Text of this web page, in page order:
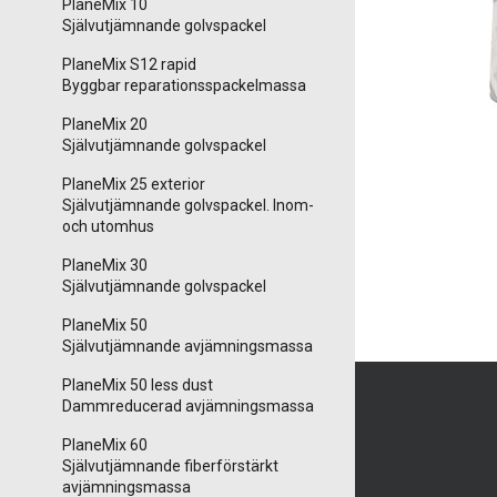
PlaneMix 10
Självutjämnande golvspackel
PlaneMix S12 rapid
Byggbar reparationsspackelmassa
PlaneMix 20
Självutjämnande golvspackel
PlaneMix 25 exterior
Självutjämnande golvspackel. Inom-
och utomhus
PlaneMix 30
Självutjämnande golvspackel
PlaneMix 50
Självutjämnande avjämningsmassa
PlaneMix 50 less dust
Dammreducerad avjämningsmassa
PlaneMix 60
Självutjämnande fiberförstärkt
avjämningsmassa